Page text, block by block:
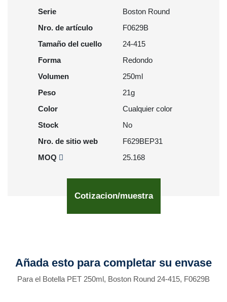
Serie
Boston Round
Nro. de artículo
F0629B
Tamaño del cuello
24-415
Forma
Redondo
Volumen
250ml
Peso
21g
Color
Cualquier color
Stock
No
Nro. de sitio web
F629BEP31
MOQ
25.168
Cotizacion/muestra
Añada esto para completar su envase
Para el Botella PET 250ml, Boston Round 24-415, F0629B